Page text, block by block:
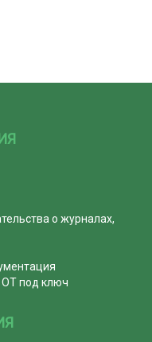
о журналах,
под ключ